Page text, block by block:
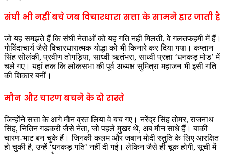
संघी भी नहीं बचे जब विचारधारा सत्ता के सामने हार जाती है
जो यह समझते हैं कि संघी नेताओं को यह गति नहीं मिलती, वे गलतफहमी में हैं।
गोविंदाचार्य जैसे विचारधारात्मक योद्धा को भी किनारे कर दिया गया। कप्तान
सिंह सोलंकी, प्रवीण तोगड़िया, साध्वी ऋतंभरा, साध्वी प्रज्ञा ‘धनकड़ मोड’ में
चले गए। यहां तक कि लोकसभा की पूर्व अध्यक्ष सुमित्रा महाजन भी इसी गति
की शिकार बनीं।
मौन और चारण बचने के दो रास्ते
जिन्होंने सत्ता के आगे मौन व्रत लिया वे बच गए। नरेंद्र सिंह तोमर, राजनाथ
सिंह, नितिन गडकरी जैसे नेता, जो पहले मुखर थे, अब मौन साधे हैं। बाकी
चारण-भाट बन चुके हैं। जिनकी कलम और जबान मोदी स्तुति के लिए आरक्षित
हो चुकी है, उन्हें ‘धनकड़ गति’ नहीं दी गई। लेकिन जैसे ही चूक होगी, सूची में